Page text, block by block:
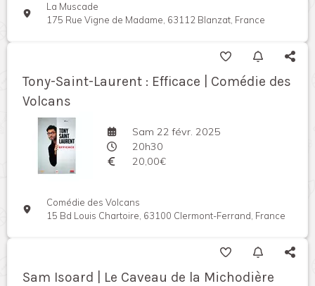
La Muscade
175 Rue Vigne de Madame, 63112 Blanzat, France
Tony-Saint-Laurent : Efficace | Comédie des
Volcans
Sam 22 févr. 2025
20h30
20,00€
Comédie des Volcans
15 Bd Louis Chartoire, 63100 Clermont-Ferrand, France
Sam Isoard | Le Caveau de la Michodière